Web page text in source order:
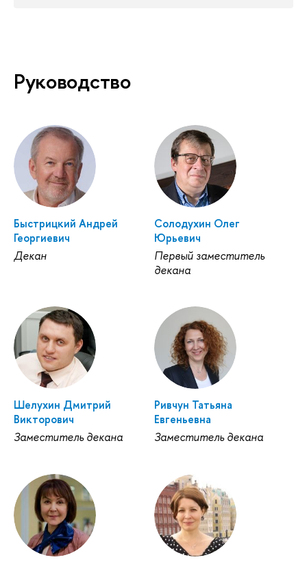
Руководство
Быстрицкий Андрей
Георгиевич
Декан
Солодухин Олег
Юрьевич
Первый заместитель
декана
Шелухин Дмитрий
Викторович
Заместитель декана
Ривчун Татьяна
Евгеньевна
Заместитель декана